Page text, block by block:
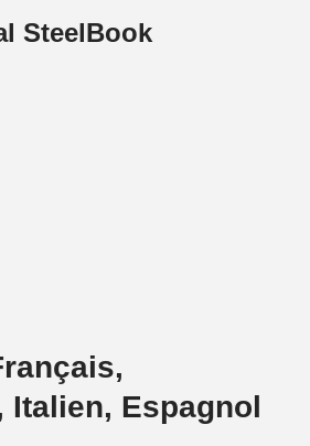
SteelBook
Italien, Espagnol